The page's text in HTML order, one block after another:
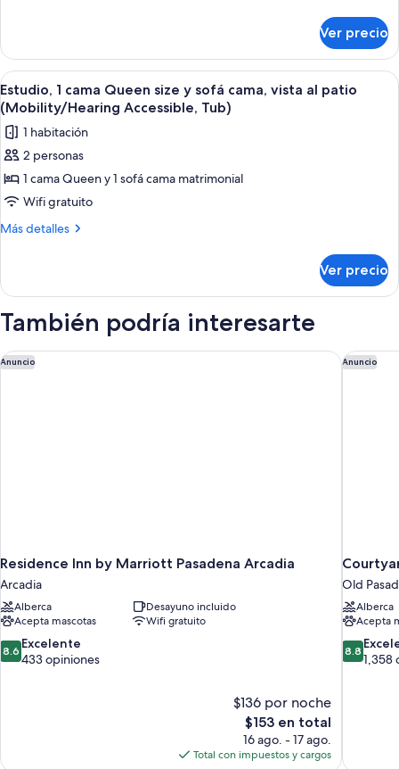
la
ciudad
(Mobility/Hearing
Access,
Roll-
in
Shwr)
1
habitación,
vista
a
la
ciudad
(Mobility/Hearing
Access,
Roll-
in
Ver precio
Abrir
todas
las
fotos
de
Estudio,
1
cama
y
cama,
vista
al
Ropa de cama de alta calidad y caja
8
Estudio, 1 cama Queen size y sofá cama, vista al patio
(Mobility/Hearing Accessible, Tub)
1 habitación
2 personas
1 cama Queen y 1 sofá cama matrimonial
Wifi gratuito
Más detalles
Más
1
Queen
y
sofá
Ver precio
También podría interesarte
Anuncio
Residence Inn by Marriott Pasadena Arcadia
Arcadia
Alberca
Desayuno incluido
Acepta mascotas
Wifi gratuito
8.6
de
8.6 Excelente
433 opiniones
$136 por noche
El
precio
actual
$153 en total
16 ago. - 17 ago.
Total con impuestos y cargos
Residence Inn by Marriott Pasadena Arcadia Anuncio
Old
Alberca
Acepta
8.8
de
8.8
1,358